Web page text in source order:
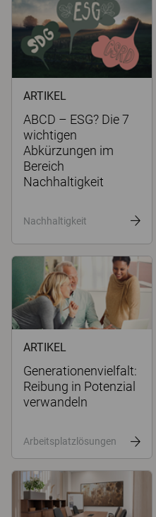
ARTIKEL
ABCD – ESG? Die 7
wichtigen
Abkürzungen im
Bereich
Nachhaltigkeit
Nachhaltigkeit
ARTIKEL
Generationenvielfalt:
Reibung in Potenzial
verwandeln
Arbeitsplatzlösungen